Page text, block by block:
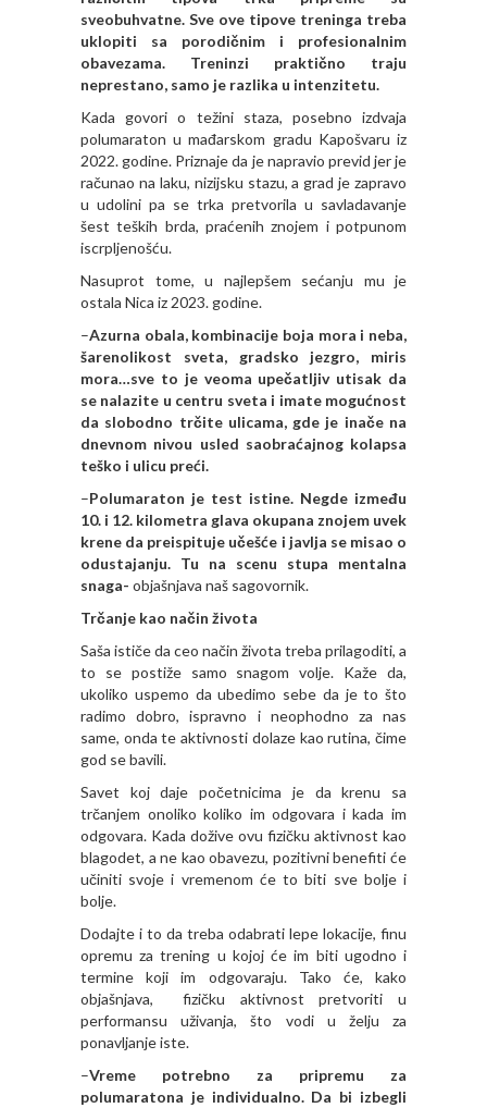
sveobuhvatne. Sve ove tipove treninga treba
uklopiti sa porodičnim i profesionalnim
obavezama. Treninzi praktično traju
neprestano, samo je razlika u intenzitetu.
Kada govori o težini staza, posebno izdvaja
polumaraton u mađarskom gradu Kapošvaru iz
2022. godine. Priznaje da je napravio previd jer je
računao na laku, nizijsku stazu, a grad je zapravo
u udolini pa se trka pretvorila u savladavanje
šest teških brda, praćenih znojem i potpunom
iscrpljenošću.
Nasuprot tome, u najlepšem sećanju mu je
ostala Nica iz 2023. godine.
–Azurna obala, kombinacije boja mora i neba,
šarenolikost sveta, gradsko jezgro, miris
mora…sve to je veoma upečatljiv utisak da
se nalazite u centru sveta i imate mogućnost
da slobodno trčite ulicama, gde je inače na
dnevnom nivou usled saobraćajnog kolapsa
teško i ulicu preći.
–Polumaraton je test istine. Negde između
10. i 12. kilometra glava okupana znojem uvek
krene da preispituje učešće i javlja se misao o
odustajanju. Tu na scenu stupa mentalna
snaga- objašnjava naš sagovornik.
Trčanje kao način života
Saša ističe da ceo način života treba prilagoditi, a
to se postiže samo snagom volje. Kaže da,
ukoliko uspemo da ubedimo sebe da je to što
radimo dobro, ispravno i neophodno za nas
same, onda te aktivnosti dolaze kao rutina, čime
god se bavili.
Savet koj daje početnicima je da krenu sa
trčanjem onoliko koliko im odgovara i kada im
odgovara. Kada dožive ovu fizičku aktivnost kao
blagodet, a ne kao obavezu, pozitivni benefiti će
učiniti svoje i vremenom će to biti sve bolje i
bolje.
Dodajte i to da treba odabrati lepe lokacije, finu
opremu za trening u kojoj će im biti ugodno i
termine koji im odgovaraju. Tako će, kako
objašnjava, fizičku aktivnost pretvoriti u
performansu uživanja, što vodi u želju za
ponavljanje iste.
–Vreme potrebno za pripremu za
polumaratona je individualno. Da bi izbegli